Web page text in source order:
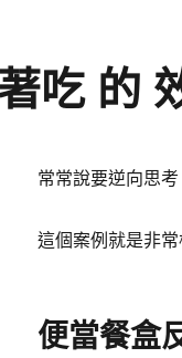
吃 的
常常說要逆向思
這個案例就是非
便當餐盒